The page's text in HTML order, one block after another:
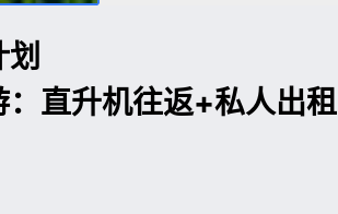
划
：直升机往返+私人出租